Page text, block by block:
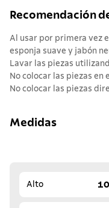
Recomendación
Al usar por primera vez
esponja suave y jabón
Lavar las piezas
No colocar las piezas en
No colocar las piezas
Medidas
Alto